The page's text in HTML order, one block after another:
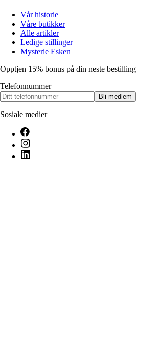
Vår historie
Våre butikker
Alle artikler
Ledige stillinger
Mysterie Esken
Opptjen 15% bonus på din neste bestilling
Telefonnummer
Bli medlem
Sosiale medier